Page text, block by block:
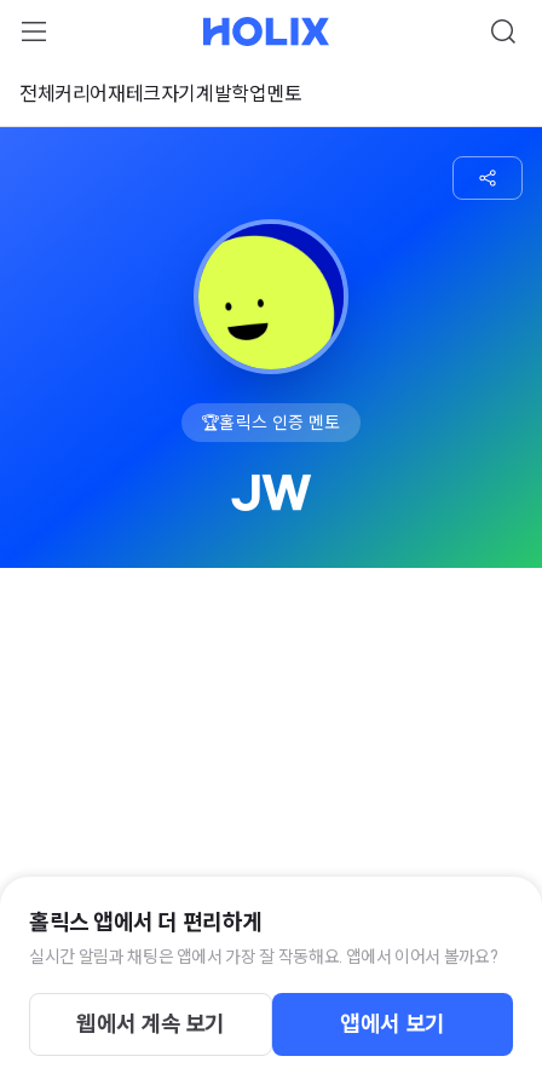
전체 커리어재테크자기계발학업멘토
🏆홀릭스 인증 멘토
JW
홀릭스 앱에서 더 편리하게
실시간 알림과 채팅은 앱에서 가장 잘 작동해요. 앱에서 이어서 볼까요?
웹에서 계속 보기 앱에서 보기